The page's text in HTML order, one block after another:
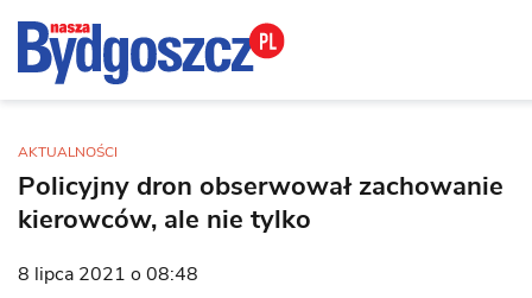
AKTUALNOŚCI
Policyjny dron obserwował zachowanie
kierowców, ale nie tylko
8 lipca 2021 o 08:48